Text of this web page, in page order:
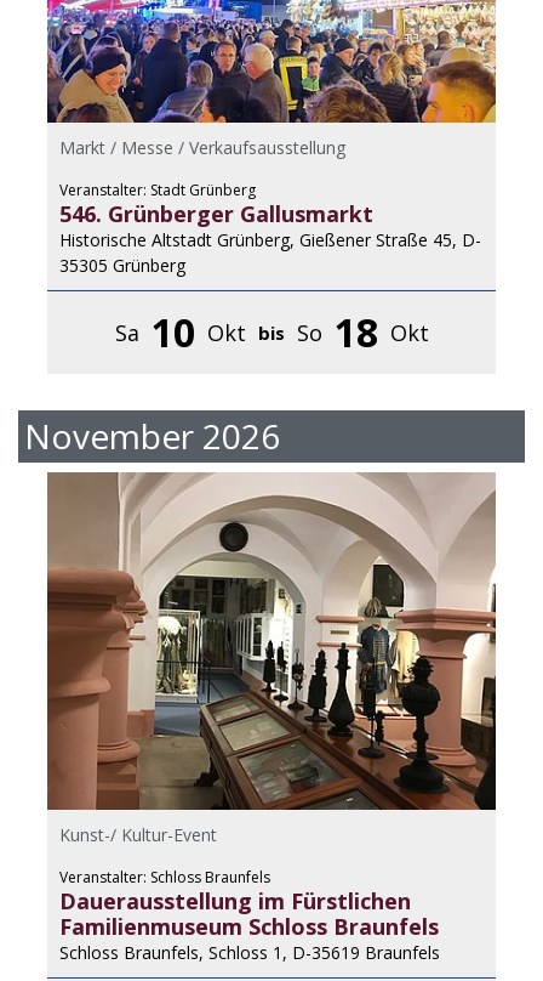
Markt / Messe / Verkaufsausstellung
Veranstalter: Stadt Grünberg
546. Grünberger Gallusmarkt
Historische Altstadt Grünberg, Gießener Straße 45, D-
35305 Grünberg
Sa 10 Okt bis So 18 Okt
November 2026
Kunst-/ Kultur-Event
Veranstalter: Schloss Braunfels
Dauerausstellung im Fürstlichen
Familienmuseum Schloss Braunfels
Schloss Braunfels, Schloss 1, D-35619 Braunfels